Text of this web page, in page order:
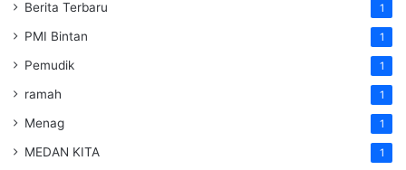
Berita Terbaru 1
PMI Bintan 1
Pemudik 1
ramah 1
Menag 1
MEDAN KITA 1